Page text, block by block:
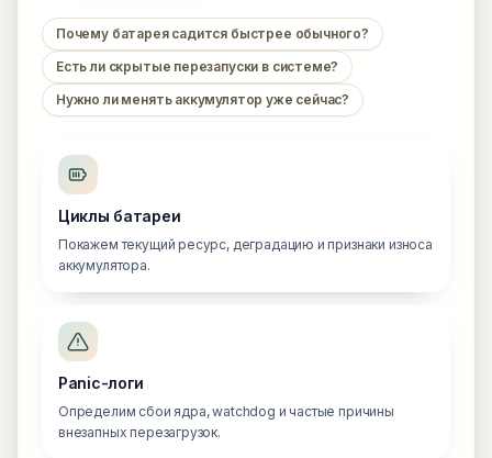
Почему батарея садится быстрее обычного?
Есть ли скрытые перезапуски в системе?
Нужно ли менять аккумулятор уже сейчас?
Циклы батареи
Покажем текущий ресурс, деградацию и признаки износа
аккумулятора.
Panic-логи
Определим сбои ядра, watchdog и частые причины
внезапных перезагрузок.